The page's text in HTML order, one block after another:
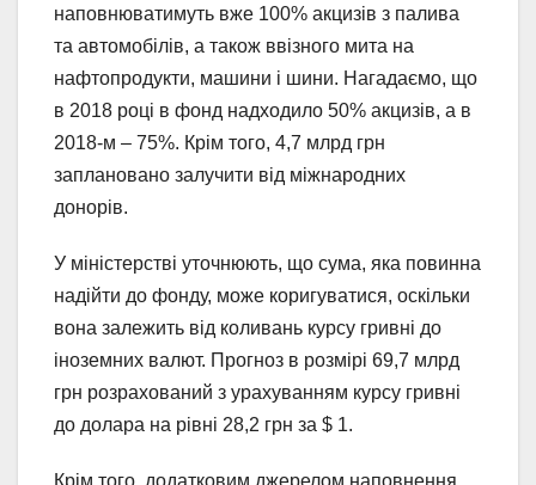
наповнюватимуть вже 100% акцизів з палива
та автомобілів, а також ввізного мита на
нафтопродукти, машини і шини. Нагадаємо, що
в 2018 році в фонд надходило 50% акцизів, а в
2018-м – 75%. Крім того, 4,7 млрд грн
заплановано залучити від міжнародних
донорів.
У міністерстві уточнюють, що сума, яка повинна
надійти до фонду, може коригуватися, оскільки
вона залежить від коливань курсу гривні до
іноземних валют. Прогноз в розмірі 69,7 млрд
грн розрахований з урахуванням курсу гривні
до долара на рівні 28,2 грн за $ 1.